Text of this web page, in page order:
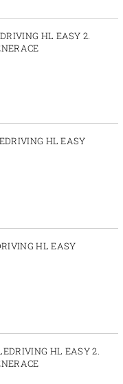
HL EASY 2.
HL EASY
HL EASY
HL EASY 2.